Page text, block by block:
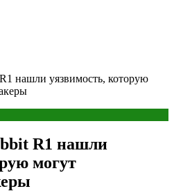
нашли уязвимость, которую
R1 нашли
могут